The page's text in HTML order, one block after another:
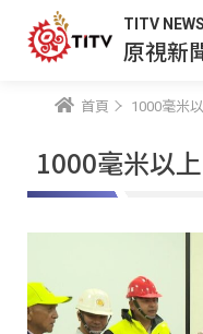
TITV NEWS
原視新
首頁 1000毫米
1000毫米以上